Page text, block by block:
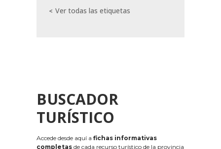
Ver todas las etiquetas
BUSCADOR
TURÍSTICO
Accede desde aquí a fichas informativas
completas de cada recurso turístico de la provincia